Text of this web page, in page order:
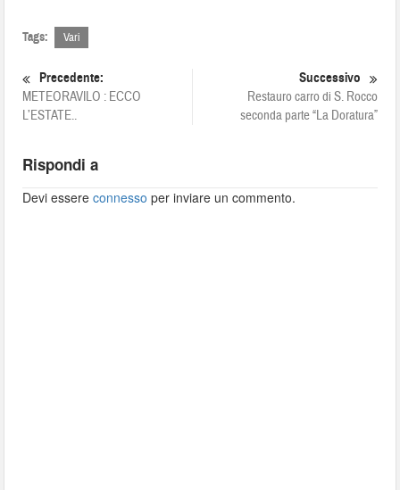
Tags: Vari
Precedente:
METEORAVILO : ECCO
L’ESTATE..
Successivo
Restauro carro di S. Rocco
seconda parte “La Doratura”
Rispondi a
Devi essereconnesso per inviare un commento.